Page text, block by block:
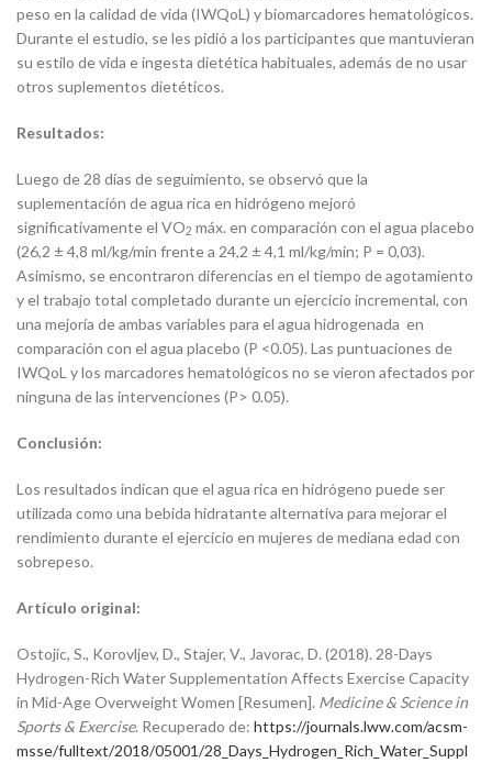
peso en la calidad de vida (IWQoL) y biomarcadores hematológicos.
Durante el estudio, se les pidió a los participantes que mantuvieran
su estilo de vida e ingesta dietética habituales, además de no usar
otros suplementos dietéticos.
Resultados:
Luego de 28 días de seguimiento, se observó que la
suplementación de agua rica en hidrógeno mejoró
significativamente el VO2 máx. en comparación con el agua placebo
(26,2 ± 4,8 ml/kg/min frente a 24,2 ± 4,1 ml/kg/min; P = 0,03).
Asimismo, se encontraron diferencias en el tiempo de agotamiento
y el trabajo total completado durante un ejercicio incremental, con
una mejoría de ambas variables para el agua hidrogenada en
comparación con el agua placebo (P <0.05). Las puntuaciones de
IWQoL y los marcadores hematológicos no se vieron afectados por
ninguna de las intervenciones (P> 0.05).
Conclusión:
Los resultados indican que el agua rica en hidrógeno puede ser
utilizada como una bebida hidratante alternativa para mejorar el
rendimiento durante el ejercicio en mujeres de mediana edad con
sobrepeso.
Artículo original:
Ostojic, S., Korovljev, D., Stajer, V., Javorac, D. (2018). 28-Days
Hydrogen-Rich Water Supplementation Affects Exercise Capacity
in Mid-Age Overweight Women [Resumen]. Medicine & Science in
Sports & Exercise. Recuperado de: https://journals.lww.com/acsm-
msse/fulltext/2018/05001/28_Days_Hydrogen_Rich_Water_Suppl